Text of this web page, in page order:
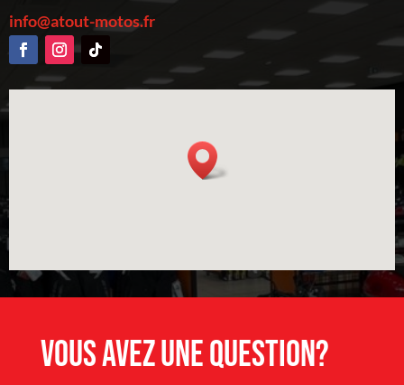
info@atout-motos.fr
Vous avez une question?